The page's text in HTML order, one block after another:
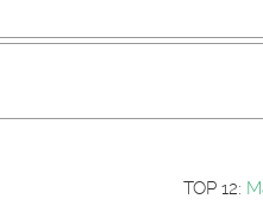
Os
autorizados a colocar
TOP 12: